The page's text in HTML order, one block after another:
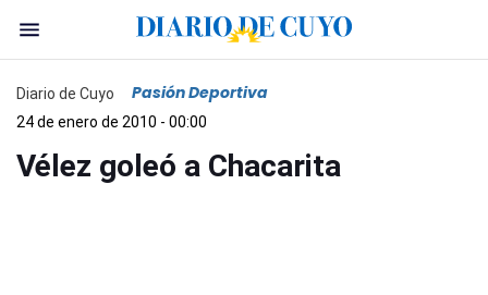
Diario de Cuyo Pasión Deportiva
24 de enero de 2010 - 00:00
Vélez goleó a Chacarita